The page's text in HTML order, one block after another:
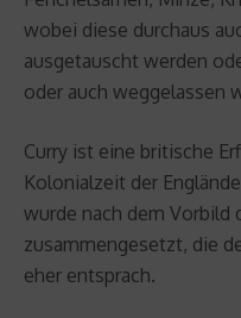
wobei diese durchaus
ausgetauscht werden
oder auch weggelassen
Curry ist eine britische
Kolonialzeit der
wurde nach dem Vorbild
zusammengesetzt, die
eher entsprach.